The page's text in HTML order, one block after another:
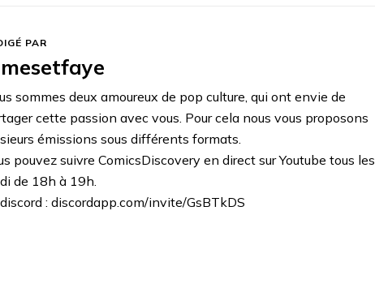
PAR
sommes deux amoureux de pop culture, qui ont envie de
cette passion avec vous. Pour cela nous vous proposons
émissions sous différents formats.
pouvez suivre ComicsDiscovery en direct sur Youtube tous les
de 18h à 19h.
: discordapp.com/invite/GsBTkDS